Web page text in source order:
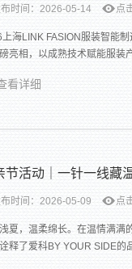
时间：2026-05-14 点
海LINK FASION服装智能
亮相，以成熟技术赋能服
看详细
节活动｜一针一线藏
时间：2026-05-09 点
夏，温柔绵长。在温情满满
释了爱科BY YOUR SIDE